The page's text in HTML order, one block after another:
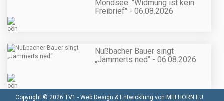
Mondsee: "Widmung ist kein
Freibrief" - 06.08.2026
Nußbacher Bauer singt
„Jammerts ned“ - 06.08.2026
Copyright © 2026 TV1 - Web Design & Entwicklung von MELHORN.EU